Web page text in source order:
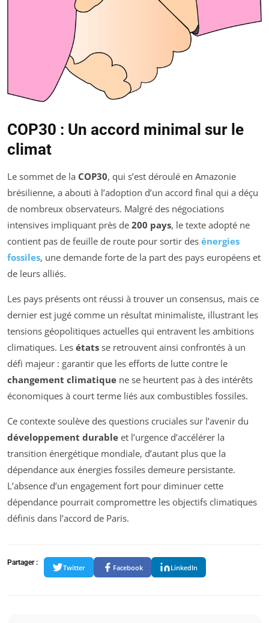
COP30 : Un accord minimal sur le
climat
Le sommet de la COP30, qui s’est déroulé en Amazonie
brésilienne, a abouti à l’adoption d’un accord final qui a déçu
de nombreux observateurs. Malgré des négociations
intensives impliquant près de 200 pays, le texte adopté ne
contient pas de feuille de route pour sortir des énergies
fossiles, une demande forte de la part des pays européens et
de leurs alliés.
Les pays présents ont réussi à trouver un consensus, mais ce
dernier est jugé comme un résultat minimaliste, illustrant les
tensions géopolitiques actuelles qui entravent les ambitions
climatiques. Les états se retrouvent ainsi confrontés à un
défi majeur : garantir que les efforts de lutte contre le
changement climatique ne se heurtent pas à des intérêts
économiques à court terme liés aux combustibles fossiles.
Ce contexte soulève des questions cruciales sur l’avenir du
développement durable et l’urgence d’accélérer la
transition énergétique mondiale, d’autant plus que la
dépendance aux énergies fossiles demeure persistante.
L’absence d’un engagement fort pour diminuer cette
dépendance pourrait compromettre les objectifs climatiques
définis dans l’accord de Paris.
Partager :
Twitter Facebook LinkedIn